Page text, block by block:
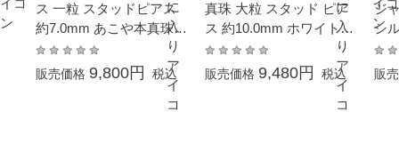
ス 一粒 スタッドピアス
約7.0mm あこや本真珠
ホワイトゴールド K14W
G 結婚式 葬儀 冠婚葬祭
成人式 卒業式 入学式 母
の日 プレゼント フォー
販売価格 9,800円 税込
真珠 大粒 スタッド ピア
ス 約10.0mm ホワイトゴ
ールド K14WG ボタン珠
結婚式 冠婚葬祭 成人式
卒業式 入学式 母の日 プ
レゼント 贈り物 6月誕生
販売価格 9,480円 税込
ジ
シ
販